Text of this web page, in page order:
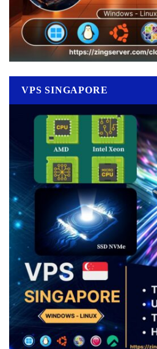
VPS SINGAPORE